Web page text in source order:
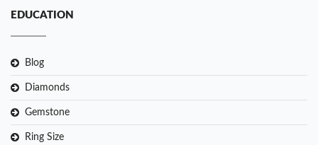
EDUCATION
Blog
Diamonds
Gemstone
Ring Size